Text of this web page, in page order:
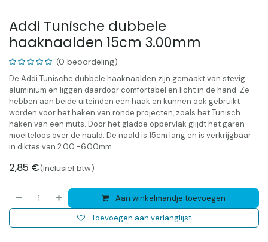
Addi Tunische dubbele
haaknaalden 15cm 3.00mm
(0 beoordeling)
De Addi Tunische dubbele haaknaalden zijn gemaakt van stevig
aluminium en liggen daardoor comfortabel en licht in de hand. Ze
hebben aan beide uiteinden een haak en kunnen ook gebruikt
worden voor het haken van ronde projecten, zoals het Tunisch
haken van een muts. Door het gladde oppervlak glijdt het garen
moeiteloos over de naald. De naald is 15cm lang en is verkrijgbaar
in diktes van 2.00 -6.00mm
2,85 €(Inclusief btw)
Aan winkelmandje toevoegen
Toevoegen aan verlanglijst